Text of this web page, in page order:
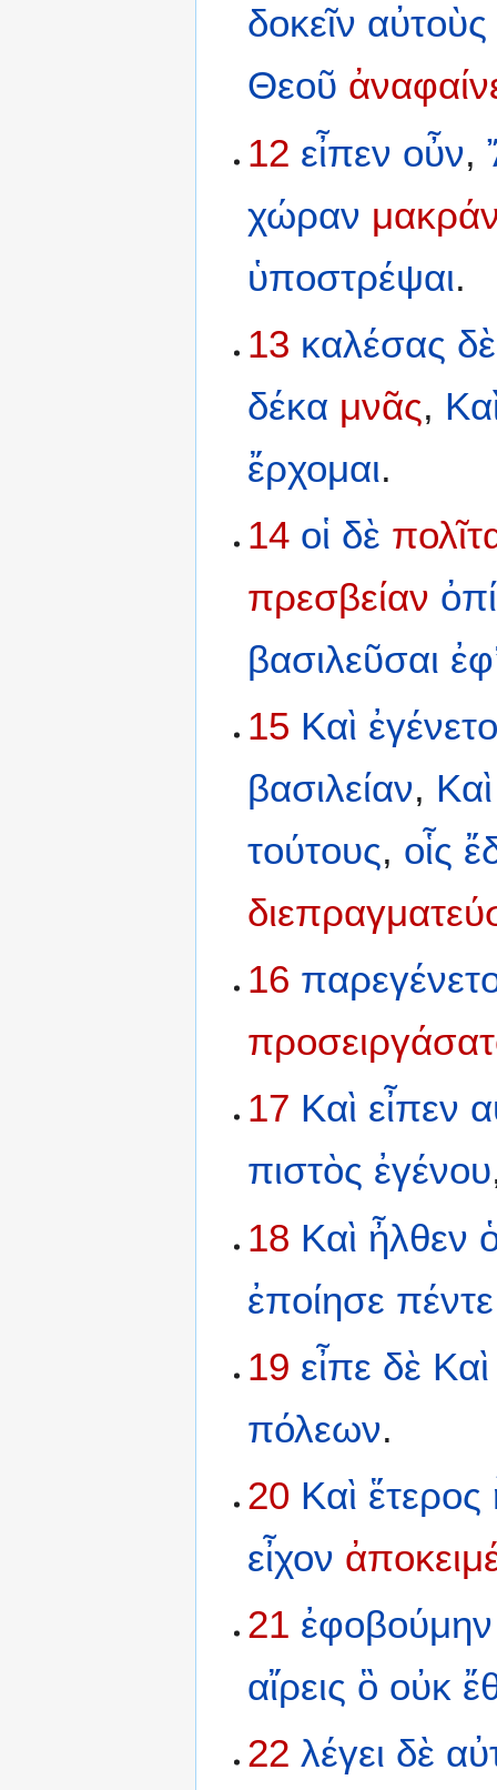
δοκεῖν αὐτοὺς
Θεοῦ
12 εἶπεν οὖν,
χώραν
ὑποστρέψαι.
13 καλέσας δὲ
δέκα μνᾶς,
ἔρχομαι.
14 οἱ δὲ
πρεσβείαν
βασιλεῦσαι
15 Καὶ
βασιλείαν, Καὶ
τούτους, οἷς
16
17 Καὶ εἶπεν
πιστὸς ἐγένου
18 Καὶ ἦλθεν
ἐποίησε πέντε
19 εἶπε δὲ Καὶ
πόλεων.
20 Καὶ ἕτερος
εἶχον
21 ἐφοβούμην
αἴρεις ὃ οὐκ
22 λέγει δὲ